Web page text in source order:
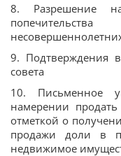
8. Разрешение
9. Подтверждения
совета
10. Письменное
намерении
отметкой о
продажи доли в
недвижимое